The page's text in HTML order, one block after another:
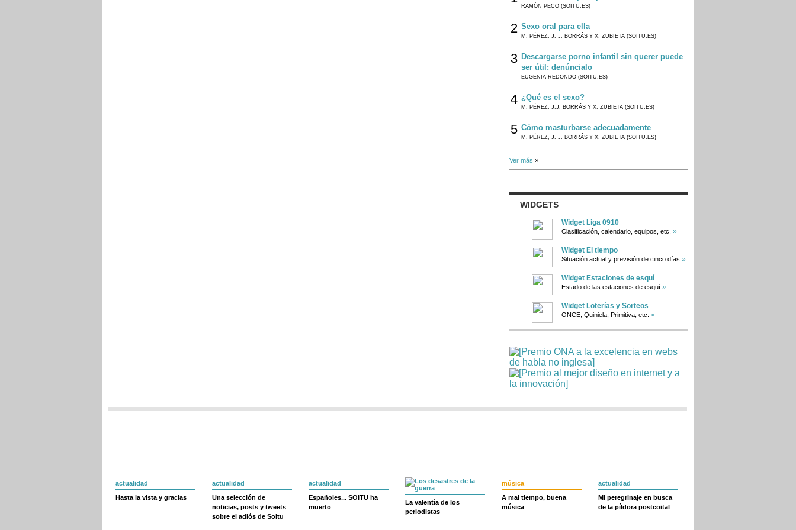
RAMÓN PECO (SOITU.ES)
2 Sexo oral para ella
M. PÉREZ, J. J. BORRÁS Y X. ZUBIETA (SOITU.ES)
3 Descargarse porno infantil sin querer puede
ser útil: denúncialo
EUGENIA REDONDO (SOITU.ES)
4 ¿Qué es el sexo?
M. PÉREZ, J.J. BORRÁS Y X. ZUBIETA (SOITU.ES)
5 Cómo masturbarse adecuadamente
M. PÉREZ, J. J. BORRÁS Y X. ZUBIETA (SOITU.ES)
Ver más »
WIDGETS
Widget Liga 0910
Clasificación, calendario, equipos, etc. »
Widget El tiempo
Situación actual y previsión de cinco días »
Widget Estaciones de esquí
Estado de las estaciones de esquí »
Widget Loterías y Sorteos
ONCE, Quiniela, Primitiva, etc. »
actualidad
Hasta la vista y gracias
actualidad
Una selección de
noticias, posts y tweets
sobre el adiós de Soitu
actualidad
Españoles... SOITU ha
muerto
La valentía de los
periodistas
música
A mal tiempo, buena
música
actualidad
Mi peregrinaje en busca
de la píldora postcoital